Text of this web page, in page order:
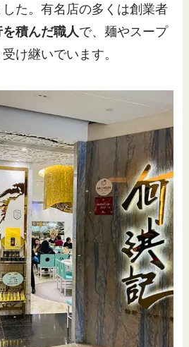
た。有名店の多くは創業者
積んだ職人で、麺やスープ
け継いでいます。